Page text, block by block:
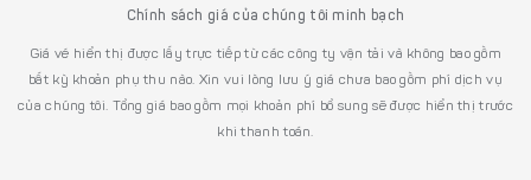
Chính sách giá của chúng tôi minh bạch
Giá vé hiển thị được lấy trực tiếp từ các công ty vận tải và không bao gồm
bất kỳ khoản phụ thu nào. Xin vui lòng lưu ý giá chưa bao gồm phí dịch vụ
của chúng tôi. Tổng giá bao gồm mọi khoản phí bổ sung sẽ được hiển thị trước
khi thanh toán.